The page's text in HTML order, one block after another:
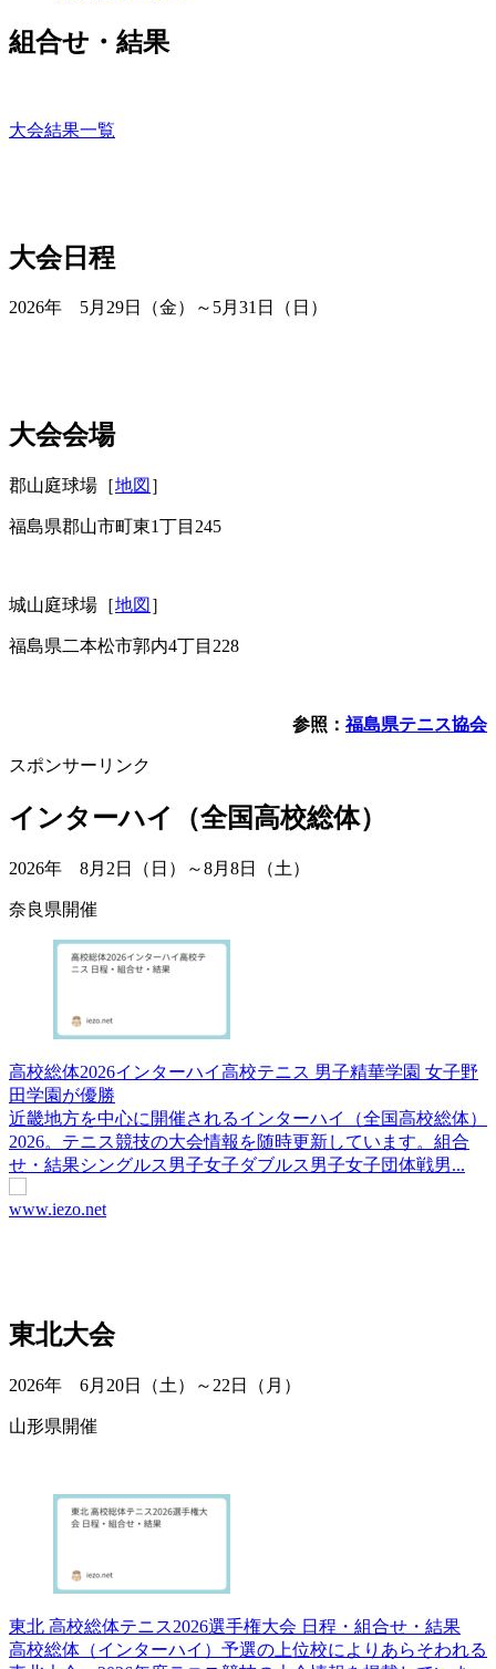
組合せ・結果
大会結果一覧
大会日程
2026年 5月29日（金）～5月31日（日）
大会会場
郡山庭球場［地図 ］
福島県郡山市町東1丁目245
城山庭球場［地図 ］
福島県二本松市郭内4丁目228
参照：福島県テニス協会
スポンサーリンク
インターハイ（全国高校総体）
2026年 8月2日（日）～8月8日（土）
奈良県開催
高校総体2026インターハイ高校テニス 男子精華学園 女子野
田学園が優勝
近畿地方を中心に開催されるインターハイ（全国高校総体）
2026。テニス競技の大会情報を随時更新しています。組合
せ・結果シングルス男子女子ダブルス男子女子団体戦男...
www.iezo.net
東北大会
2026年 6月20日（土）～22日（月）
山形県開催
東北 高校総体テニス2026選手権大会 日程・組合せ・結果
高校総体（インターハイ）予選の上位校によりあらそわれる